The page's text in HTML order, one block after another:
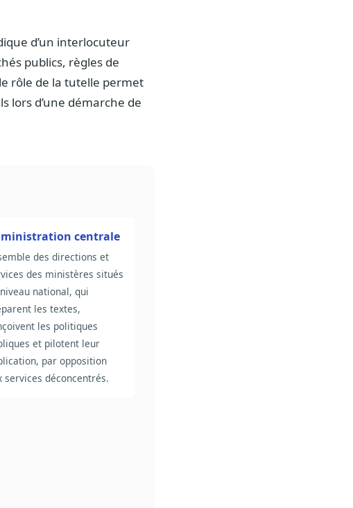
d’un interlocuteur
publics, règles de
rôle de la tutelle permet
lors d’une démarche de
centrale
des directions et
des ministères situés
national, qui
les textes,
les politiques
et pilotent leur
par opposition
services déconcentrés.